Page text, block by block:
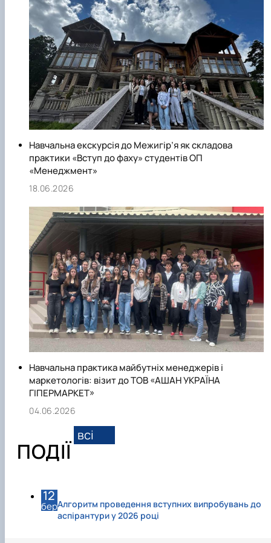
освіти, а також шляхом стажування на підприємствах.
Викладачі кафедри активно буруть участь у закордонних
стажуваннях.
На кафедрі 10 здобувачів вищої освіти проводять наукові
дослідження у рамках підготовки в аспірантурі для
здобуття ступеня доктора філософії.
Основні напрями наукових досліджень кафедри
визначаються кафедральною науково-дослідною
роботою.
Кафедра забезпечує фундаментальну теоретичну та
практичну підготовку фахівців, здатних розв’язувати
практичні проблеми та складні спеціалізовані завдання у
сфері управління організацією та її підрозділами.
За період 2014-2025 рр. викладачами кафедри
опубліковано понад 300 наукових статей включених до
фахових видань, в т.ч. 53 – у виданнях, що включені до
наукометричних баз даних, зокрема Scopus та Web of
Science, 26 монографії, 37 навчальні посібники.
Від рівня освіти студентів залежить економічне
благополуччя країни у майбутньому. Тому кафедра
постійно співпрацює у межах різних проектів, зустрічей з
представниками аграрного бізнесу, що навчають молоде
покоління критичному мисленню та вмінню приймати
управлінські рішення, а також сучасним тенденціям
поєднання освіти, науки та бізнесу.
Навчальна екскурсія до Межигір’я як складова
практики «Вступ до фаху» студентів ОП
«Менеджмент»
18.06.2026
Навчальна практика майбутніх менеджерів і
маркетологів: візит до ТОВ «АШАН УКРАЇНА
ГІПЕРМАРКЕТ»
04.06.2026
ПОДІЇ
всі
12
берАлгоритм проведення вступних випробувань до
аспірантури у 2026 році